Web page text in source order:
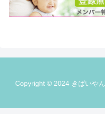
Copyright © 2024 きばいや